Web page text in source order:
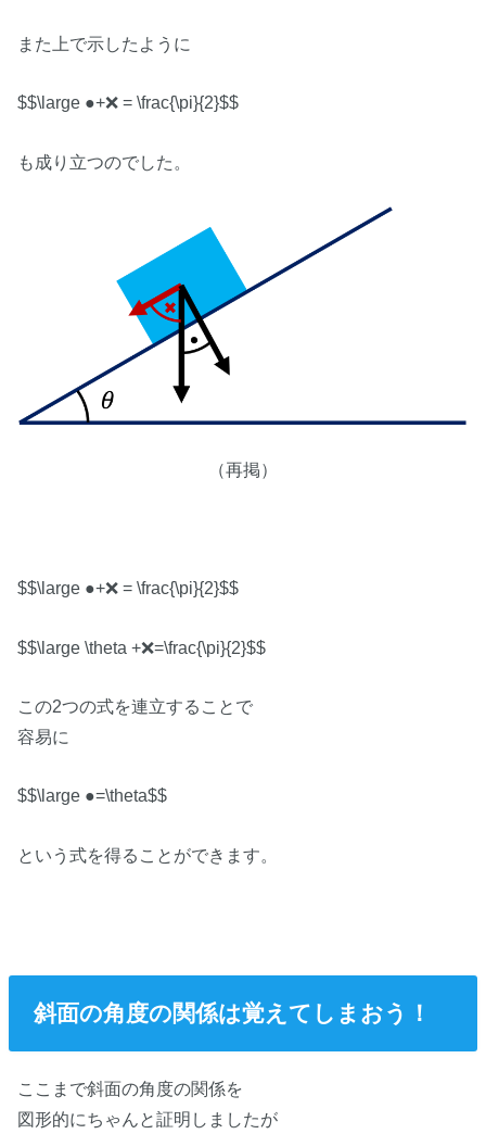
また上で示したように
$$\large ●+❌ = \frac{\pi}{2}$$
も成り立つのでした。
（再掲）
$$\large ●+❌ = \frac{\pi}{2}$$
$$\large \theta +❌=\frac{\pi}{2}$$
この2つの式を連立することで
容易に
$$\large ●=\theta$$
という式を得ることができます。
斜面の角度の関係は覚えてしまおう！
ここまで斜面の角度の関係を
図形的にちゃんと証明しましたが